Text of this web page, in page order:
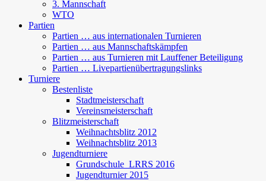
3. Mannschaft
WTO
Partien
Partien … aus internationalen Turnieren
Partien … aus Mannschaftskämpfen
Partien … aus Turnieren mit Lauffener Beteiligung
Partien … Livepartienübertragungslinks
Turniere
Bestenliste
Stadtmeisterschaft
Vereinsmeisterschaft
Blitzmeisterschaft
Weihnachtsblitz 2012
Weihnachtsblitz 2013
Jugendturniere
Grundschule_LRRS 2016
Jugendturnier 2015